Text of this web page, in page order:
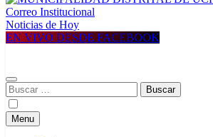
MUNICIPALIDAD DISTRITAL DE
Construyendo una nueva Historia
Correo Institucional
Noticias de Hoy
EN VIVO DESDE FACEBOOK
Buscar:
Menu